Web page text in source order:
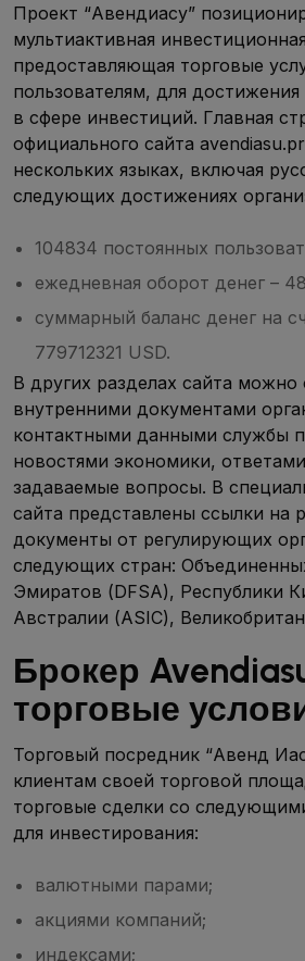
Проект “Авендиасу”
мультиактивная
предоставляющая торговые
пользователям, для
в сфере инвестиций. Главная
официального сайта
нескольких языках, включая
следующих достижениях
104834 постоянных
ежедневная оборот денег –
суммарный баланс денег на
779712321 USD.
В других разделах сайта можно
внутренними документами
контактными данными службы
новостями экономики,
задаваемые вопросы. В
сайта представлены ссылки на
документы от регулирующих
следующих стран:
Эмиратов (DFSA), Республики
Австралии (ASIC),
Брокер
торговые
Торговый посредник “Авенд
клиентам своей торговой
торговые сделки со
для инвестирования:
валютными парами;
акциями компаний;
индексами;